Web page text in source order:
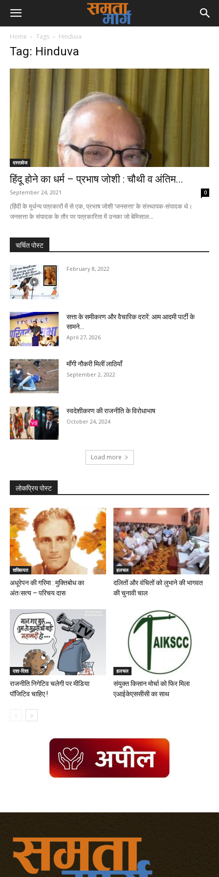
Home Tags Hinduva
Tag: Hinduva
दस्तावेज
हिंदू होने का धर्म – प्रभाष जोशी : चौथी व अंतिम...
September 24, 2021 0
(हिंदी के मूर्धन्य पत्रकारों में से एक, प्रभाष जोशी ‘जनसत्ता’ के संस्थापक-संपादक थे।
जनसत्ता के संपादक के तौर पर पत्रकारिता में उनका जो बेमिसाल...
चर्चित पोस्ट
February 8, 2022
सत्ता के समीकरण और वैचारिक दरारें: आम आदमी पार्टी के
सामने...
April 27, 2026
माँगी नौकरी मिलीं लाठियाँ
September 2, 2022
स्वदेशीकरण की राजनीति के विरोधाभाष
October 24, 2024
Load more
लोकप्रिय पोस्ट
शख्सियत
अधूरेपन की गरिमा : मुक्तिबोध का
अंतःसत्य – परिचय दास
हलचल
दलितों और वंचितों को लुभाने की भागवत
की चुनावी चाल
दशा-दिशा
राजनीति निगेटिव चलेगी पर मीडिया
पॉजिटिव चाहिए !
हलचल
संयुक्त किसान मोर्चा को फिर मिला
एआईकेएससीसी का साथ